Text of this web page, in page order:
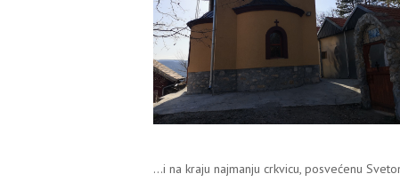
...i na kraju najmanju crkvicu, posvećenu